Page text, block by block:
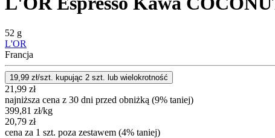
52 g
L'OR
Francja
19,99 zł/szt. kupując 2 szt. lub wielokrotność
21,99 zł
najniższa cena z 30 dni przed obniżką (9% taniej)
399,81 zł/kg
20,79 zł
cena za 1 szt. poza zestawem (4% taniej)